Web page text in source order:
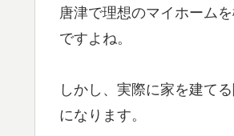
唐津で理想のマイホーム
ですよね。
しかし、実際に家を建て
になります。